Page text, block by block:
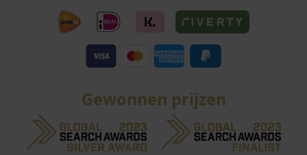
Gewonnen prijzen